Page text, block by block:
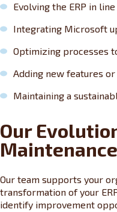
Evolving the ERP in
Integrating Microsoft
Optimizing processes
Adding new features or
Maintaining a
Our
Our team supports your
transformation of your
identify improvement